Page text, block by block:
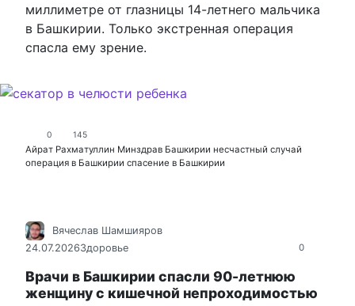
миллиметре от глазницы 14-летнего мальчика
в Башкирии. Только экстренная операция
спасла ему зрение.
0 145
Айрат Рахматуллин Минздрав Башкирии несчастный случай
операция в Башкирии спасение в Башкирии
0
Вячеслав Шамшияров
24.07.2026Здоровье
Врачи в Башкирии спасли 90-летнюю
женщину с кишечной непроходимостью